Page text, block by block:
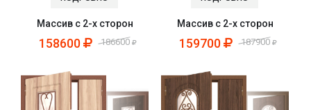
Массив с 2-х сторон
158600 186600
Массив с 2-х сторон
159700 187900